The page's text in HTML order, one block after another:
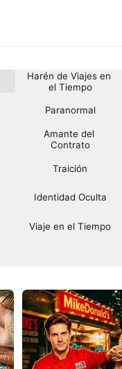
Harén de Viajes en
el Tiempo
Paranormal
Amante del
Contrato
Traición
Identidad Oculta
Viaje en el Tiempo